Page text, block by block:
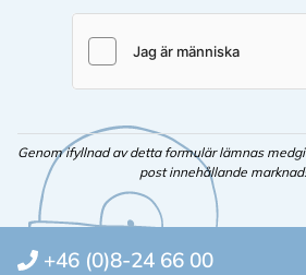
Genom ifyllnad av detta formulär lämnas
post innehållande
+46 (0)8-24 66 00